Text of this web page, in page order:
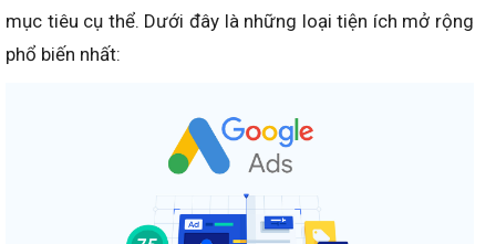
mục tiêu cụ thể. Dưới đây là những loại tiện ích mở rộng
phổ biến nhất: